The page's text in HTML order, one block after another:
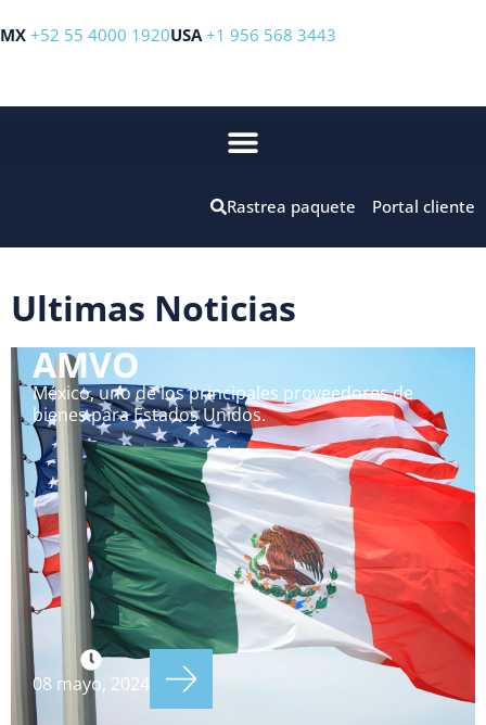
MX +52 55 4000 1920USA +1 956 568 3443
Portal cliente
Rastrea paquete
Ultimas Noticias
AMVO
México, uno de los principales proveedores de
bienes para Estados Unidos.
08 mayo, 2024